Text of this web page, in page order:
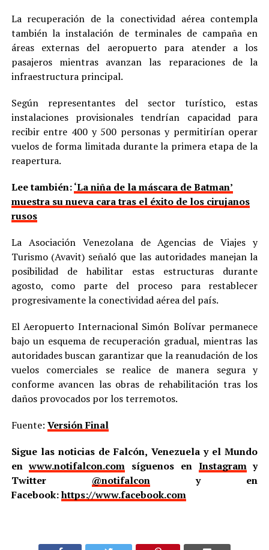
La recuperación de la conectividad aérea contempla
también la instalación de terminales de campaña en
áreas externas del aeropuerto para atender a los
pasajeros mientras avanzan las reparaciones de la
infraestructura principal.
Según representantes del sector turístico, estas
instalaciones provisionales tendrían capacidad para
recibir entre 400 y 500 personas y permitirían operar
vuelos de forma limitada durante la primera etapa de la
reapertura.
Lee también:‘La niña de la máscara de Batman’
muestra su nueva cara tras el éxito de los cirujanos
rusos
La Asociación Venezolana de Agencias de Viajes y
Turismo (Avavit) señaló que las autoridades manejan la
posibilidad de habilitar estas estructuras durante
agosto, como parte del proceso para restablecer
progresivamente la conectividad aérea del país.
El Aeropuerto Internacional Simón Bolívar permanece
bajo un esquema de recuperación gradual, mientras las
autoridades buscan garantizar que la reanudación de los
vuelos comerciales se realice de manera segura y
conforme avancen las obras de rehabilitación tras los
daños provocados por los terremotos.
Fuente: Versión Final
Sigue las noticias de Falcón, Venezuela y el Mundo
enwww.notifalcon.com síguenos en Instagramy
Twitter @notifalcony en
Facebook:https://www.facebook.com